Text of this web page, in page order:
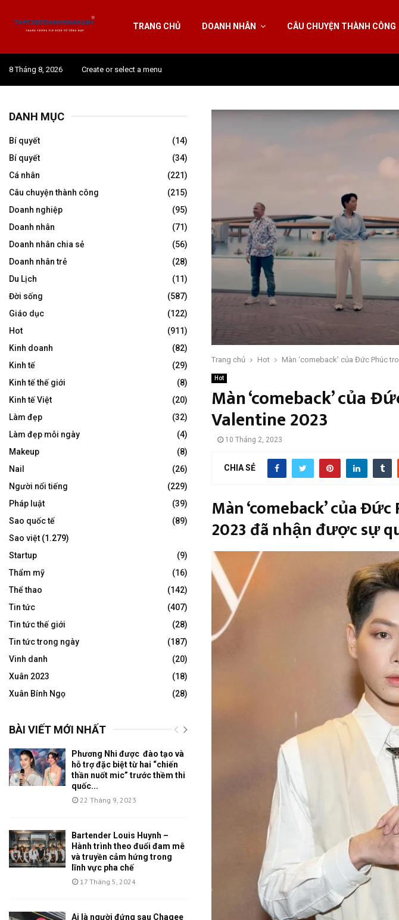
TRANG CHỦ DOANH NHÂN CÂU CHUYỆN THÀNH CÔNG
8 Tháng 8, 2026 Create or select a menu
Trang chủ Hot Màn ‘comeback’ của Đức Phúc
Hot
Màn ‘comeback’ của
Valentine 2023
10 Tháng 2, 2023
CHIA SẺ
Màn ‘comeback’ của
2023 đã nhận được sự
DANH MỤC
Bí quyết
(14)
Bí quyết
(34)
Cá nhân
(221)
Câu chuyện thành công
(215)
Doanh nghiệp
(95)
Doanh nhân
(71)
Doanh nhân chia sẻ
(56)
Doanh nhân trẻ
(28)
Du Lịch
(11)
Đời sống
(587)
Giáo dục
(122)
Hot
(911)
Kinh doanh
(82)
Kinh tế
(29)
Kinh tế thế giới
(8)
Kinh tế Việt
(20)
Làm đẹp
(32)
Làm đẹp mỗi ngày
(4)
Makeup
(8)
Nail
(26)
Người nổi tiếng
(229)
Pháp luật
(39)
Sao quốc tế
(89)
Sao việt (1.279)
Startup
(9)
Thẩm mỹ
(16)
Thể thao
(142)
Tin tức
(407)
Tin tức thế giới
(28)
Tin tức trong ngày
(187)
Vinh danh
(20)
Xuân 2023
(18)
Xuân Bính Ngọ
(28)
BÀI VIẾT MỚI NHẤT
Phương Nhi được đào tạo và
hỗ trợ đặc biệt từ hai “chiến
thần nuốt mic” trước thềm thi
quốc...
22 Tháng 9, 2023
Bartender Louis Huynh –
Hành trình theo đuổi đam mê
và truyền cảm hứng trong
lĩnh vực pha chế
17 Tháng 5, 2024
Ai là người đứng sau Chagee